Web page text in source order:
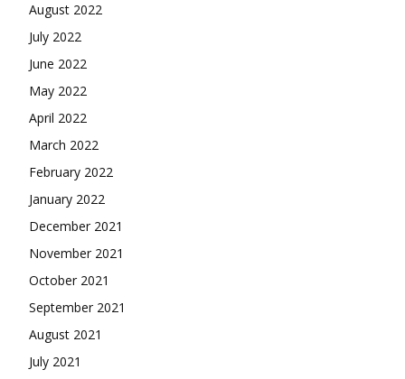
August 2022
July 2022
June 2022
May 2022
April 2022
March 2022
February 2022
January 2022
December 2021
November 2021
October 2021
September 2021
August 2021
July 2021